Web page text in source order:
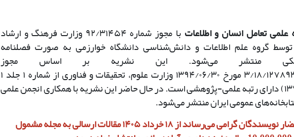
علمی تعامل انسان و اطلاعات با مجوز شماره۹۲/۳۱۴۵۴ وزارت فرهنگ و ارشاد
توسط گروه علم اطلاعات و دانش‌شناسی دانشگاه خوارزمی به صورت فصلنامه
منتشر می‌شود. این نشریه بر اساس مجوز
۱۸/۱۲۷۸۹۳مورخ ۱۳۹۴/۰۶/۳۰وزارت علوم، تحقیقات و فناوری از شماره۱جلد ۱
دارای رتبه علمی-پژوهشی است. در حال حاضر این نشریه با همکاری انجمن علمی
عمومی ایران منتشر می‌شود.
به استحضار نویسندگان گرامی می‌رساند از ۱۸ خرداد ۱۴۰۵ مقالات ارسالی به مجله مشمول